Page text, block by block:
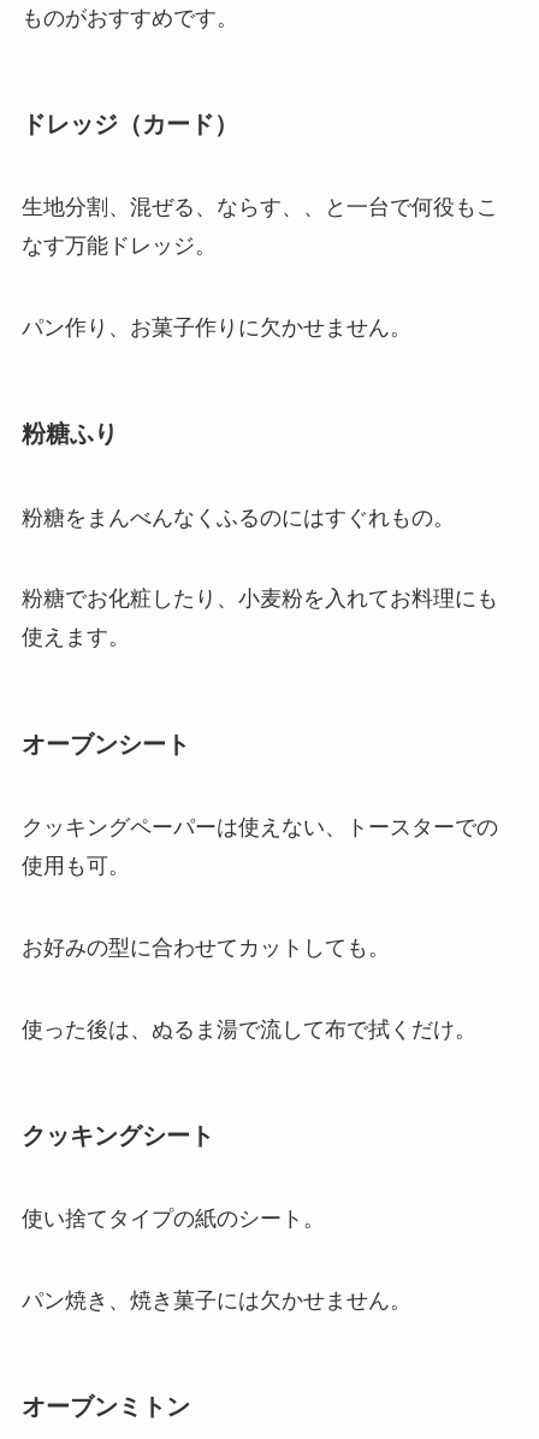
ものがおすすめです。
ドレッジ（カード）
生地分割、混ぜる、ならす、、と一台で何役もこ
なす万能ドレッジ。
パン作り、お菓子作りに欠かせません。
粉糖ふり
粉糖をまんべんなくふるのにはすぐれもの。
粉糖でお化粧したり、小麦粉を入れてお料理にも
使えます。
オーブンシート
クッキングペーパーは使えない、トースターでの
使用も可。
お好みの型に合わせてカットしても。
使った後は、ぬるま湯で流して布で拭くだけ。
クッキングシート
使い捨てタイプの紙のシート。
パン焼き、焼き菓子には欠かせません。
オーブンミトン